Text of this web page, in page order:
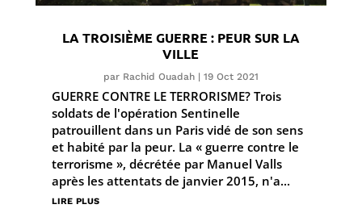
LA TROISIÈME GUERRE : PEUR SUR LA
VILLE
par Rachid Ouadah| 19 Oct 2021
GUERRE CONTRE LE TERRORISME? Trois
soldats de l'opération Sentinelle
patrouillent dans un Paris vidé de son sens
et habité par la peur. La « guerre contre le
terrorisme », décrétée par Manuel Valls
après les attentats de janvier 2015, n'a...
lire plus